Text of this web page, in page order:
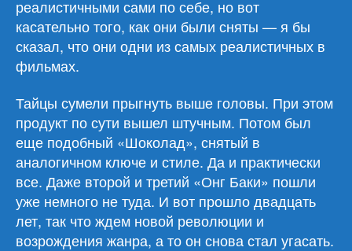
реалистичными сами по себе, но вот
касательно того, как они были сняты — я бы
сказал, что они одни из самых реалистичных в
фильмах.
Тайцы сумели прыгнуть выше головы. При этом
продукт по сути вышел штучным. Потом был
еще подобный «Шоколад», снятый в
аналогичном ключе и стиле. Да и практически
все. Даже второй и третий «Онг Баки» пошли
уже немного не туда. И вот прошло двадцать
лет, так что ждем новой революции и
возрождения жанра, а то он снова стал угасать.